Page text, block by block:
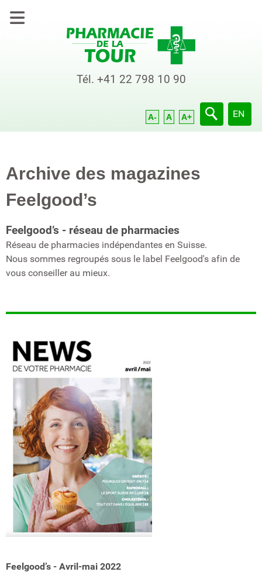
Tél. +41 22 798 10 90
A- A A+ EN
Archive des magazines
Feelgood’s
Feelgood’s - réseau de pharmacies
Réseau de pharmacies indépendantes en Suisse.
Nous sommes regroupés sous le label Feelgood's afin de
vous conseiller au mieux.
Feelgood’s - Avril-mai 2022